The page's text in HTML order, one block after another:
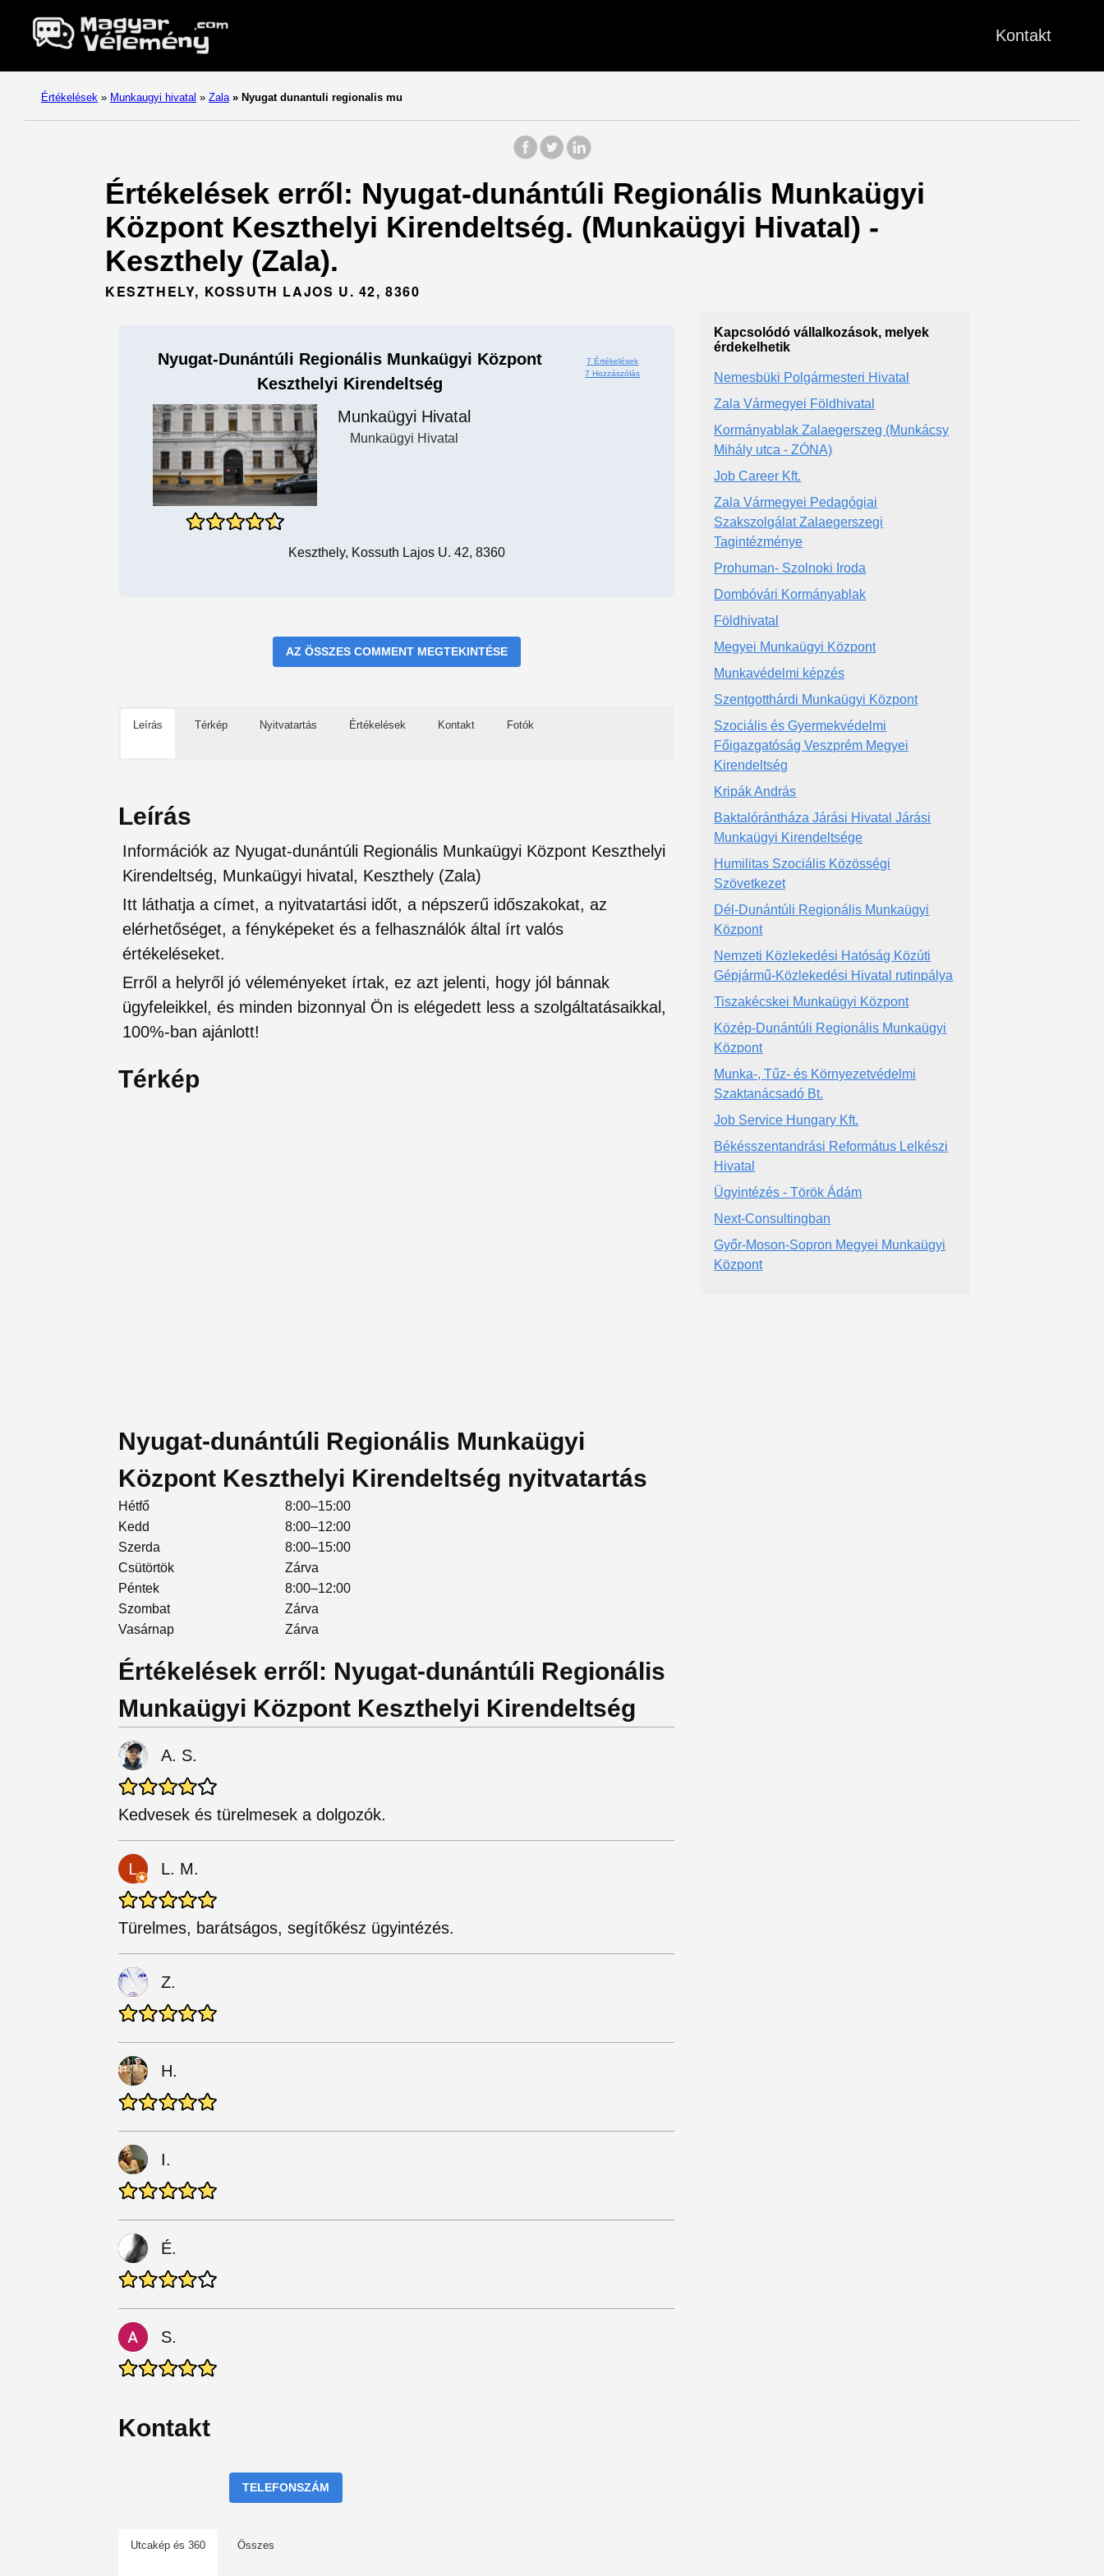
Kontakt
Értékelések » Munkaugyi hivatal » Zala » Nyugat dunantuli regionalis mu
Értékelések erről: Nyugat-dunántúli Regionális Munkaügyi
Központ Keszthelyi Kirendeltség. (Munkaügyi Hivatal) -
Keszthely (Zala).
KESZTHELY, KOSSUTH LAJOS U. 42, 8360
Nyugat-Dunántúli Regionális Munkaügyi Központ
Keszthelyi Kirendeltség
7 Értékelések
7 Hozzászólás
Munkaügyi Hivatal
Munkaügyi Hivatal
Keszthely, Kossuth Lajos U. 42, 8360
AZ ÖSSZES COMMENT MEGTEKINTÉSE
Leírás Térkép Nyitvatartás Értékelések Kontakt Fotók
Leírás
Információk az Nyugat-dunántúli Regionális Munkaügyi Központ Keszthelyi
Kirendeltség, Munkaügyi hivatal, Keszthely (Zala)
Itt láthatja a címet, a nyitvatartási időt, a népszerű időszakokat, az
elérhetőséget, a fényképeket és a felhasználók által írt valós
értékeléseket.
Erről a helyről jó véleményeket írtak, ez azt jelenti, hogy jól bánnak
ügyfeleikkel, és minden bizonnyal Ön is elégedett less a szolgáltatásaikkal,
100%-ban ajánlott!
Térkép
Nyugat-dunántúli Regionális Munkaügyi
Központ Keszthelyi Kirendeltség nyitvatartás
Hétfő
8:00–15:00
Kedd
8:00–12:00
Szerda
8:00–15:00
Csütörtök
Zárva
Péntek
8:00–12:00
Szombat
Zárva
Vasárnap
Zárva
Értékelések erről: Nyugat-dunántúli Regionális
Munkaügyi Központ Keszthelyi Kirendeltség
A. S.
Kedvesek és türelmesek a dolgozók.
L. M.
Türelmes, barátságos, segítőkész ügyintézés.
Z.
H.
I.
É.
S.
Kontakt
TELEFONSZÁM
Utcakép és 360 Összes
Kapcsolódó vállalkozások, melyek
érdekelhetik
Nemesbüki Polgármesteri Hivatal
Zala Vármegyei Földhivatal
Kormányablak Zalaegerszeg (Munkácsy
Mihály utca - ZÓNA)
Job Career Kft.
Zala Vármegyei Pedagógiai
Szakszolgálat Zalaegerszegi
Tagintézménye
Prohuman- Szolnoki Iroda
Dombóvári Kormányablak
Földhivatal
Megyei Munkaügyi Központ
Munkavédelmi képzés
Szentgotthárdi Munkaügyi Központ
Szociális és Gyermekvédelmi
Főigazgatóság Veszprém Megyei
Kirendeltség
Kripák András
Baktalórántháza Járási Hivatal Járási
Munkaügyi Kirendeltsége
Humilitas Szociális Közösségi
Szövetkezet
Dél-Dunántúli Regionális Munkaügyi
Központ
Nemzeti Közlekedési Hatóság Közúti
Gépjármű-Közlekedési Hivatal rutinpálya
Tiszakécskei Munkaügyi Központ
Közép-Dunántúli Regionális Munkaügyi
Központ
Munka-, Tűz- és Környezetvédelmi
Szaktanácsadó Bt.
Job Service Hungary Kft.
Békésszentandrási Református Lelkészi
Hivatal
Ügyintézés - Török Ádám
Next-Consultingban
Győr-Moson-Sopron Megyei Munkaügyi
Központ